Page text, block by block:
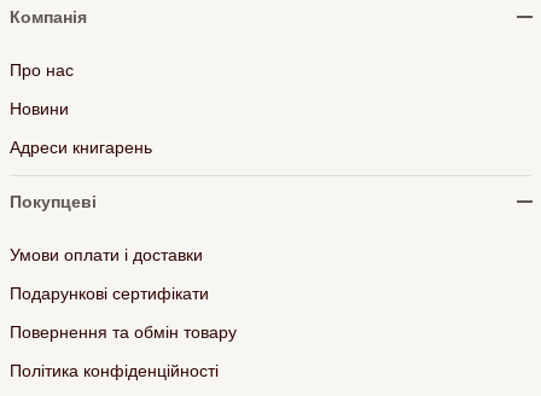
Компанія
Про нас
Новини
Адреси книгарень
Покупцеві
Умови оплати і доставки
Подарункові сертифікати
Повернення та обмін товару
Політика конфіденційності